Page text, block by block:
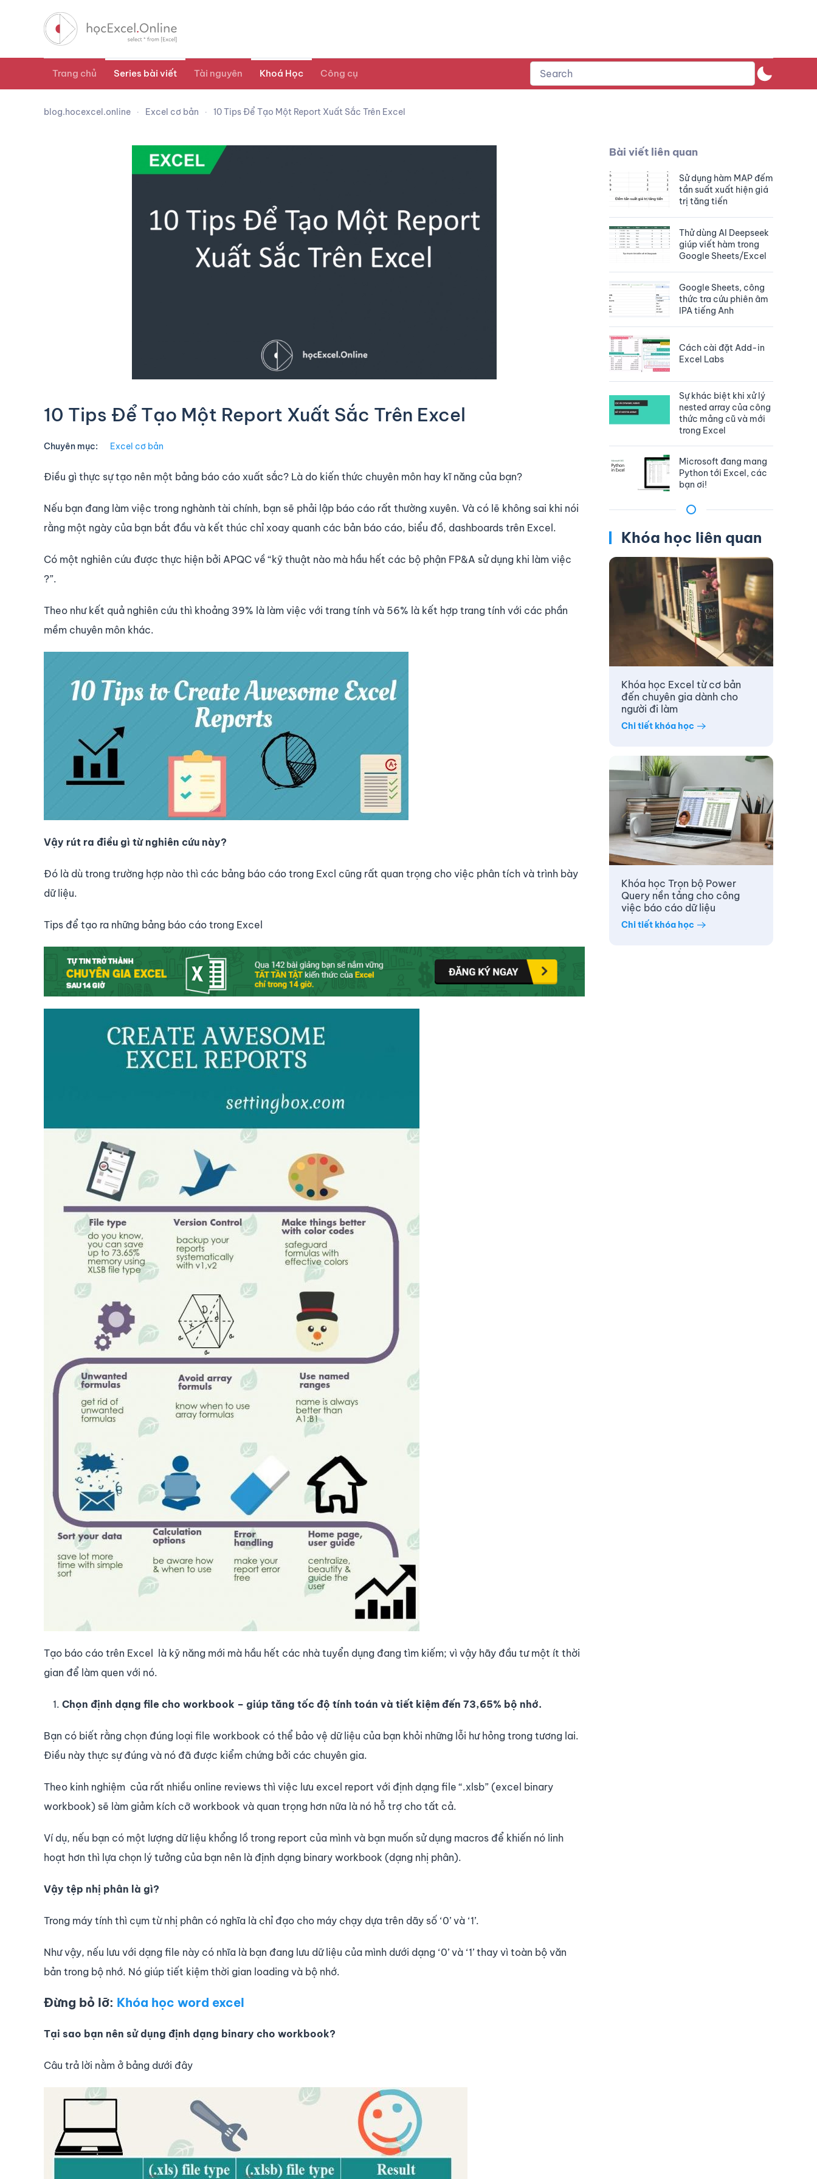
Trang chủ Series bài viết Tài nguyên Khoá Học Công cụ
blog.hocexcel.online Excel cơ bản 10 Tips Để Tạo Một Report Xuất Sắc Trên Excel
10 Tips Để Tạo Một Report Xuất Sắc Trên Excel
Chuyên mục: Excel cơ bản
Điều gì thực sự tạo nên một bảng báo cáo xuất sắc? Là do kiến thức chuyên môn hay kĩ năng của bạn?
Nếu bạn đang làm việc trong nghành tài chính, bạn sẽ phải lập báo cáo rất thường xuyên. Và có lẽ không sai khi nói
rằng một ngày của bạn bắt đầu và kết thúc chỉ xoay quanh các bản báo cáo, biểu đồ, dashboards trên Excel.
Có một nghiên cứu được thực hiện bởi APQC về “kỹ thuật nào mà hầu hết các bộ phận FP&A sử dụng khi làm việc
?”.
Theo như kết quả nghiên cứu thì khoảng 39% là làm việc với trang tính và 56% là kết hợp trang tính với các phần
mềm chuyên môn khác.
Vậy rút ra điều gì từ nghiên cứu này?
Đó là dù trong trường hợp nào thì các bảng báo cáo trong Excl cũng rất quan trọng cho việc phân tích và trình bày
dữ liệu.
Tips để tạo ra những bảng báo cáo trong Excel
Tạo báo cáo trên Excel là kỹ năng mới mà hầu hết các nhà tuyển dụng đang tìm kiếm; vì vậy hãy đầu tư một ít thời
gian để làm quen với nó.
Chọn định dạng file cho workbook – giúp tăng tốc độ tính toán và tiết kiệm đến 73,65% bộ nhớ.
Bạn có biết rằng chọn đúng loại file workbook có thể bảo vệ dữ liệu của bạn khỏi những lỗi hư hỏng trong tương lai.
Điều này thực sự đúng và nó đã được kiểm chứng bởi các chuyên gia.
Theo kinh nghiệm của rất nhiều online reviews thì việc lưu excel report với định dạng file “.xlsb” (excel binary
workbook) sẽ làm giảm kích cỡ workbook và quan trọng hơn nữa là nó hỗ trợ cho tất cả.
Ví dụ, nếu bạn có một lượng dữ liệu khổng lồ trong report của mình và bạn muốn sử dụng macros để khiến nó linh
hoạt hơn thì lựa chọn lý tưởng của bạn nên là định dạng binary workbook (dạng nhị phân).
Vậy tệp nhị phân là gì?
Trong máy tính thì cụm từ nhị phân có nghĩa là chỉ đạo cho máy chạy dựa trên dãy số ‘0’ và ‘1’.
Như vậy, nếu lưu với dạng file này có nhĩa là bạn đang lưu dữ liệu của mình dưới dạng ‘0’ và ‘1’ thay vì toàn bộ văn
bản trong bộ nhớ. Nó giúp tiết kiệm thời gian loading và bộ nhớ.
Đừng bỏ lỡ: Khóa học word excel
Tại sao bạn nên sử dụng định dạng binary cho workbook?
Câu trả lời nằm ở bảng dưới đây
Bài viết liên quan
Sử dụng hàm MAP đếm
tần suất xuất hiện giá
trị tăng tiến
Thử dùng AI Deepseek
giúp viết hàm trong
Google Sheets/Excel
Google Sheets, công
thức tra cứu phiên âm
IPA tiếng Anh
Cách cài đặt Add-in
Excel Labs
Sự khác biệt khi xử lý
nested array của công
thức mảng cũ và mới
trong Excel
Microsoft đang mang
Python tới Excel, các
bạn ơi!
Khóa học liên quan
Khóa học Excel từ cơ bản
đến chuyên gia dành cho
người đi làm
Chi tiết khóa học
Khóa học Trọn bộ Power
Query nền tảng cho công
việc báo cáo dữ liệu
Chi tiết khóa học